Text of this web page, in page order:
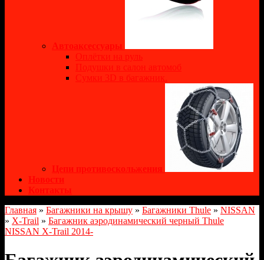
Автоаксессуары
Оплётки на руль
Подушки в салон автомоб
Сумки 3D в багажник.
Цепи противоскольжения
Новости
Контакты
Главная » Багажники на крышу » Багажники Thule » NISSAN
» X-Trail » Багажник аэродинамический черный Thule
NISSAN X-Trail 2014-